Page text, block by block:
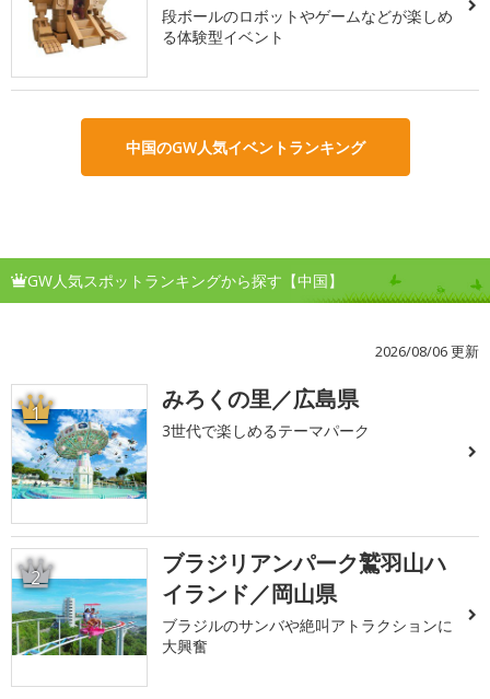
段ボールのロボットやゲームなどが楽しめ
る体験型イベント
中国のGW人気イベントランキング
GW人気スポットランキングから探す【中国】
2026/08/06 更新
1 みろくの里／広島県
3世代で楽しめるテーマパーク
2
ブラジリアンパーク鷲羽山ハ
イランド／岡山県
ブラジルのサンバや絶叫アトラクションに
大興奮